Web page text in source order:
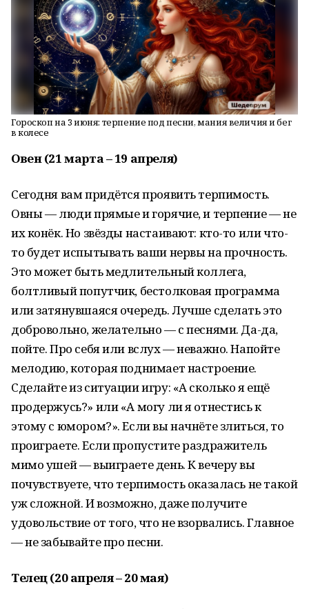
Гороскоп на 3 июня: терпение под песни, мания величия и бег
в колесе
Овен (21 марта – 19 апреля)
Сегодня вам придётся проявить терпимость.
Овны — люди прямые и горячие, и терпение — не
их конёк. Но звёзды настаивают: кто-то или что-
то будет испытывать ваши нервы на прочность.
Это может быть медлительный коллега,
болтливый попутчик, бестолковая программа
или затянувшаяся очередь. Лучше сделать это
добровольно, желательно — с песнями. Да-да,
пойте. Про себя или вслух — неважно. Напойте
мелодию, которая поднимает настроение.
Сделайте из ситуации игру: «А сколько я ещё
продержусь?» или «А могу ли я отнестись к
этому с юмором?». Если вы начнёте злиться, то
проиграете. Если пропустите раздражитель
мимо ушей — выиграете день. К вечеру вы
почувствуете, что терпимость оказалась не такой
уж сложной. И возможно, даже получите
удовольствие от того, что не взорвались. Главное
— не забывайте про песни.
Телец (20 апреля – 20 мая)